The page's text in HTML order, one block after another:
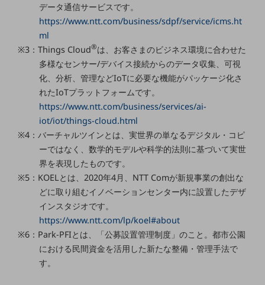
その他のお悩みはこちら
業界から見つける
業界から見つけるTOP
小売・卸売業
その他の業界はこちら
ゲーム感覚で見つける
ビジネスお悩み診断
NTTドコモビジネス
オンラインショップ
モバイル・ICTサービスをオンラインで
相談・申し込みができるバーチャルショップ
法人向けモバイルトップ
データ通信サービスです。
https://www.ntt.com/business/sdpf/service/icms.ht
ml
※3：Things Cloud®は、お客さまのビジネス環境に合わせた
多様なセンサー/デバイス接続からのデータ収集、可視
化、分析、管理などIoTに必要な機能がパッケージ化さ
れたIoTプラットフォームです。
https://www.ntt.com/business/services/ai-
iot/iot/things-cloud.html
※4：バーチャルツインとは、実世界の単なるデジタル・コピ
ーではなく、数学的モデルや科学的法則に基づいて実世
界を表現したものです。
※5：KOELとは、2020年4月、NTT Comが新規事業の創出な
どに取り組むイノベーションセンター内に設置したデザ
インスタジオです。
https://www.ntt.com/lp/koel#about
※6：Park-PFIとは、「公募設置管理制度」のこと。都市公園
における民間資金を活用した新たな整備・管理手法で
す。